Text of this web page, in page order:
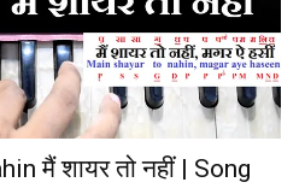
मैं शायर तो नहीं | Song